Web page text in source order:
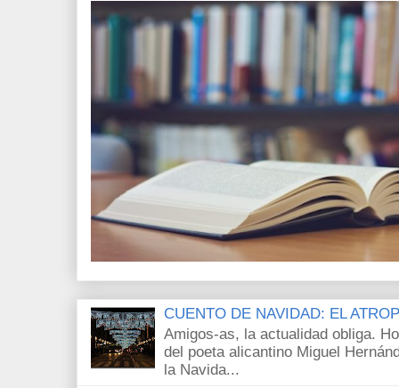
CUENTO DE NAVIDAD: EL
Amigos-as, la actualidad obliga.
del poeta alicantino Miguel
la Navida...